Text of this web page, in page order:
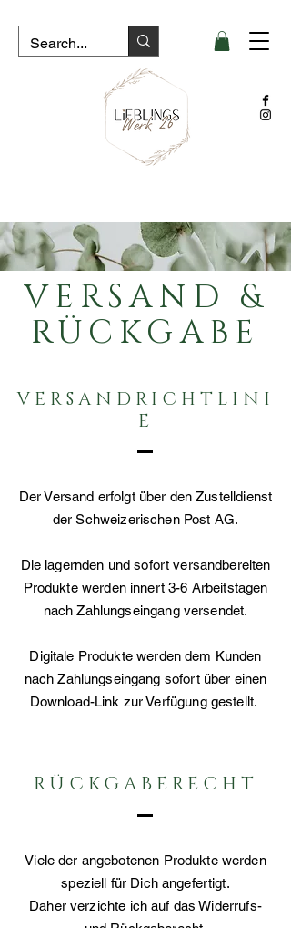
VERSAND &
RÜCKGABE
VERSANDRICHTLINI
E
Der Versand erfolgt über den Zustelldienst
der Schweizerischen Post AG.
Die lagernden und sofort versandbereiten
Produkte werden innert 3-6 Arbeitstagen
nach Zahlungseingang versendet.
Digitale Produkte werden dem Kunden
nach Zahlungseingang sofort über einen
Download-Link zur Verfügung gestellt.
RÜCKGABERECHT
Viele der angebotenen Produkte werden
speziell für Dich angefertigt.
Daher verzichte ich auf das Widerrufs-